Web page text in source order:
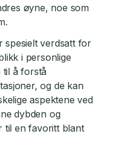
øyne, noe som
spesielt verdsatt for
i personlige
til å forstå
og de kan
aspektene ved
dybden og
til en favoritt blant